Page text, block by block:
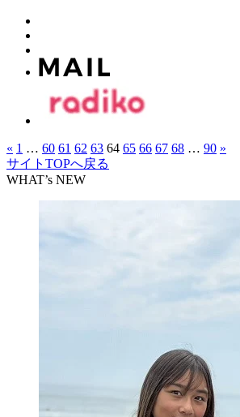
« 1 … 60 61 62 63 64 65 66 67 68 … 90 »
サイトTOPへ戻る
WHAT’s NEW